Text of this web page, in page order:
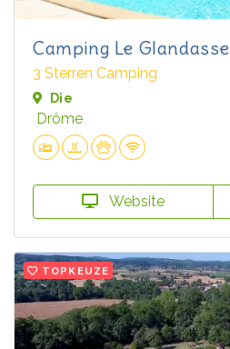
Camping Le Glandasse
3 Sterren Camping
Die
Drôme
Website
TOPKEUZE